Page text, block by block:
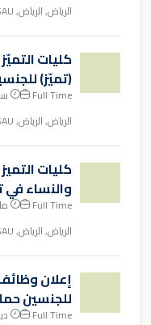
الرياض, الرياض, SAU
كليات
(تميّز)
Full Time
الرياض, الرياض, SAU
كليات
والنساء
Full Time
مايو
الرياض, الرياض, SAU
إعلان
للجنسين
Full Time